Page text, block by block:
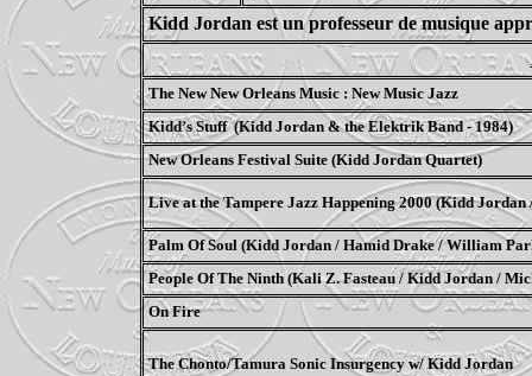
Kidd Jordan est un professeur de musique
The New New Orleans Music : New Music Jazz
Kidd’s Stuff (Kidd Jordan & the Elektrik Band - 1984)
New Orleans Festival Suite (Kidd Jordan Quartet)
Live at the Tampere Jazz Happening 2000 (Kidd
Palm Of Soul (Kidd Jordan / HamidDrake / William
People Of The Ninth (Kali Z.Fasteau/ Kidd Jordan /
On Fire
TheChonto/Tamura Sonic Insurgency w/ Kidd Jordan